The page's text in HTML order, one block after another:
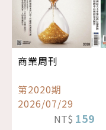
商業周刊
第2020期
2026/07/29
NT$ 159